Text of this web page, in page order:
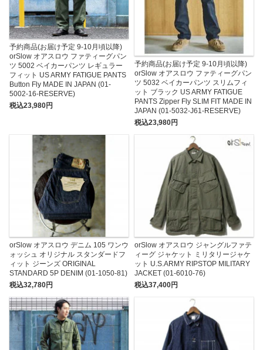
予約商品(お届け予定 9-10月頃以降)
orSlow オアスロウ ファティーグパン
ツ 5002 ベイカーパンツ レギュラー
フィット US ARMY FATIGUE PANTS
Button Fly MADE IN JAPAN (01-
5002-16-RESERVE)
税込23,980円
予約商品(お届け予定 9-10月頃以降)
orSlow オアスロウ ファティーグパン
ツ 5032 ベイカーパンツ スリムフィ
ット ブラック US ARMY FATIGUE
PANTS Zipper Fly SLIM FIT MADE IN
JAPAN (01-5032-J61-RESERVE)
税込23,980円
orSlow オアスロウ デニム 105 ワンウ
ォッシュ オリジナル スタンダードフ
ィット ジーンズ ORIGINAL
STANDARD 5P DENIM (01-1050-81)
税込32,780円
orSlow オアスロウ ジャングルファテ
ィーグ ジャケット ミリタリージャケ
ット U.S.ARMY RIPSTOP MILITARY
JACKET (01-6010-76)
税込37,400円